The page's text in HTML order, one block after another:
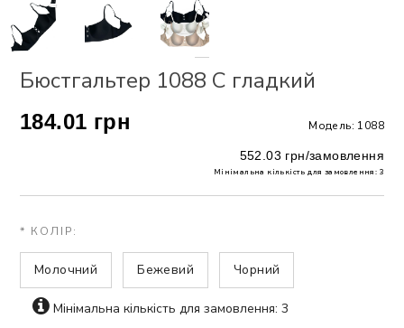
Бюстгальтер 1088 С гладкий
184.01 грн Модель: 1088
552.03 грн/замовлення
Мінімальна кількість для замовлення: 3
* КОЛІР:
Молочний Бежевий Чорний
Мінімальна кількість для замовлення: 3